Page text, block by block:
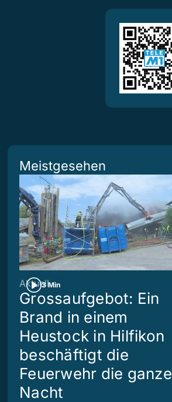
Meistgesehen
3 Min
Aktuell
Grossaufgebot: Ein
Brand in einem
Heustock in Hilfikon
beschäftigt die
Feuerwehr die ganze
Nacht